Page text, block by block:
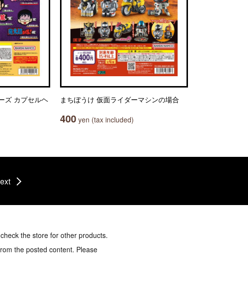
ズ カプセルヘ
まちぼうけ 仮面ライダーマシンの場合
400 yen (tax included)
the store for other products.
the posted content. Please